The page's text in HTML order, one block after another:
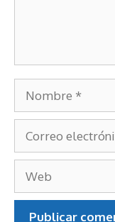
Nombre
Correo
electrónico
Web